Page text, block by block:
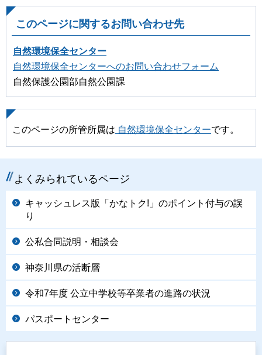
このページに関するお問い合わせ先
自然環境保全センター
自然環境保全センターへのお問い合わせフォーム
自然保護公園部自然公園課
このページの所管所属は 自然環境保全センターです。
よくみられているページ
キャッシュレス版「かなトク!」のポイント付与の誤
り
公私合同説明・相談会
神奈川県の活断層
令和7年度 公立中学校等卒業者の進路の状況
パスポートセンター